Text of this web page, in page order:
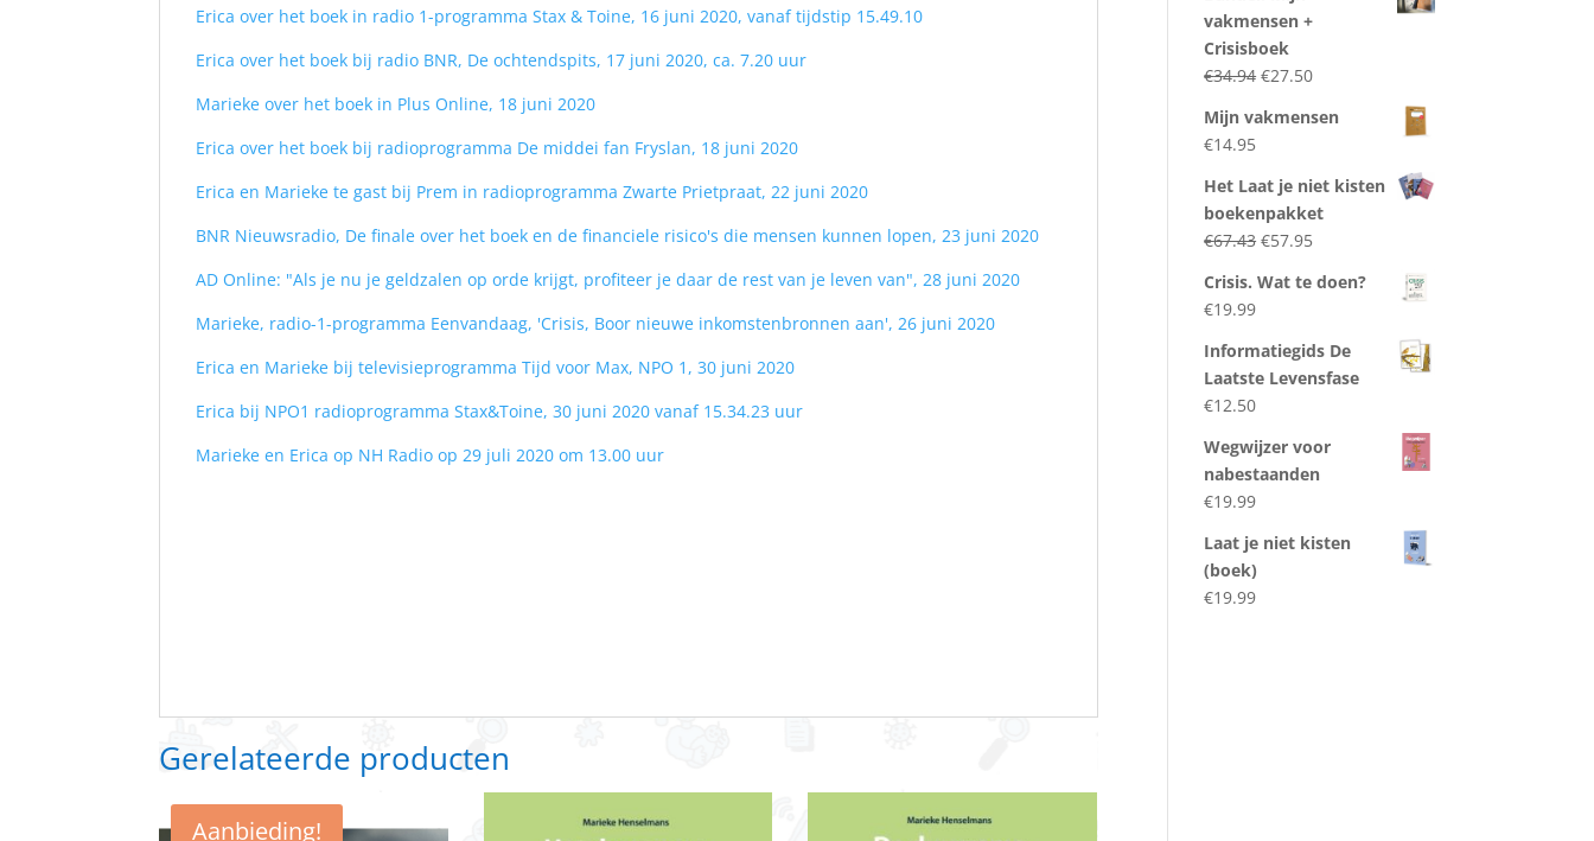
Erica over het boek in radio 1-programma Stax & Toine, 16 juni 2020, vanaf tijdstip 15.49.10
Erica over het boek bij radio BNR, De ochtendspits, 17 juni 2020, ca. 7.20 uur
Marieke over het boek in Plus Online, 18 juni 2020
Erica over het boek bij radioprogramma De middei fan Fryslan, 18 juni 2020
Erica en Marieke te gast bij Prem in radioprogramma Zwarte Prietpraat, 22 juni 2020
BNR Nieuwsradio, De finale over het boek en de financiele risico's die mensen kunnen lopen, 23 juni 2020
AD Online: "Als je nu je geldzalen op orde krijgt, profiteer je daar de rest van je leven van", 28 juni 2020
Marieke, radio-1-programma Eenvandaag, 'Crisis, Boor nieuwe inkomstenbronnen aan', 26 juni 2020
Erica en Marieke bij televisieprogramma Tijd voor Max, NPO 1, 30 juni 2020
Erica bij NPO1 radioprogramma Stax&Toine, 30 juni 2020 vanaf 15.34.23 uur
Marieke en Erica op NH Radio op 29 juli 2020 om 13.00 uur
Gerelateerde producten
Aanbieding!
was:
€29.90.
vakmensen +
Crisisboek
€34.94 Oorspronkelijke
was:
€27.50Huidige
is:
Mijn vakmensen
€14.95
Het Laat je niet kisten
boekenpakket
€67.43 Oorspronkelijke
was:
€57.95Huidige
is:
Crisis. Wat te doen?
€19.99
Informatiegids De
Laatste Levensfase
€12.50
Wegwijzer voor
nabestaanden
€19.99
Laat je niet kisten
(boek)
€19.99